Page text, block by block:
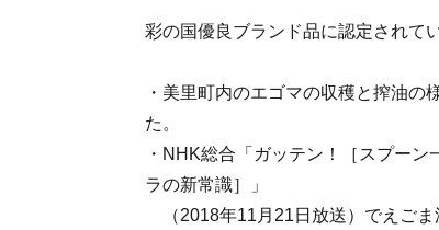
彩の国優良ブランド品に認定されて
・美里町内のエゴマの収穫と搾油の
た。
・NHK総合「ガッテン！［スプー
ラの新常識］」
（2018年11月21日放送）でえごま